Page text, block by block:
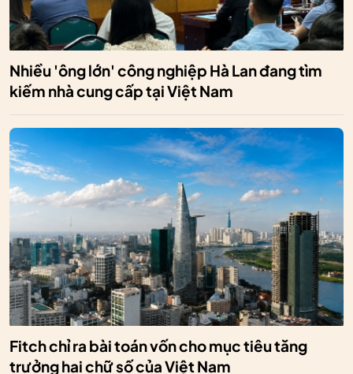
Nhiều 'ông lớn' công nghiệp Hà Lan đang tìm
kiếm nhà cung cấp tại Việt Nam
Fitch chỉ ra bài toán vốn cho mục tiêu tăng
trưởng hai chữ số của Việt Nam